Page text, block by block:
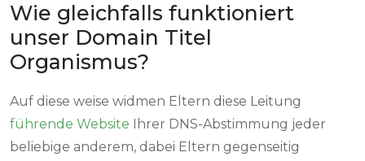
Wie gleichfalls funktioniert
unser Domain Titel
Organismus?
Auf diese weise widmen Eltern diese Leitung
führende Website Ihrer DNS-Abstimmung jeder
beliebige anderem, dabei Eltern gegenseitig